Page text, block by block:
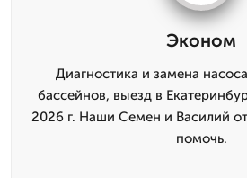
Эконом
Диагностика и замена
бассейнов, выезд в
2026 г. Наши Семен и Василий
помочь.